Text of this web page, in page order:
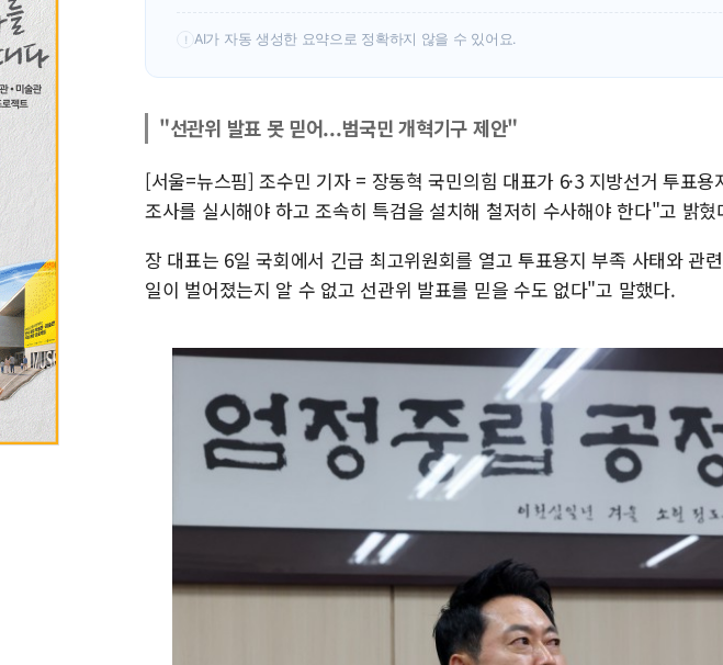
! AI가 자동 생성한 요약으로 정확하지 않을 수 있어요.
"선관위 발표 못 믿어...범국민 개혁기구 제안"
[서울=뉴스핌] 조수민 기자 = 장동혁 국민의힘 대표가 6·3 지방선거 투표
조사를 실시해야 하고 조속히 특검을 설치해 철저히 수사해야 한다"고 밝혔
장 대표는 6일 국회에서 긴급 최고위원회를 열고 투표용지 부족 사태와 관
일이 벌어졌는지 알 수 없고 선관위 발표를 믿을 수도 없다"고 말했다.